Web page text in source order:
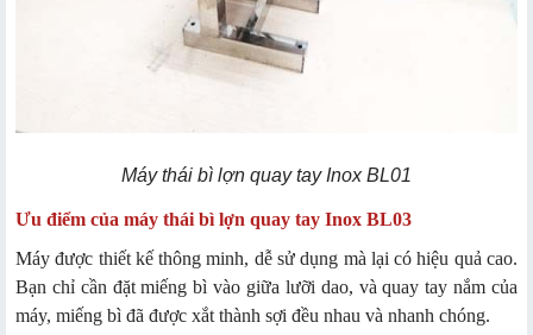
Máy thái bì lợn quay tay Inox BL01
Ưu điểm của máy thái bì lợn quay tay Inox BL03
Máy được thiết kế thông minh, dễ sử dụng mà lại có hiệu quả cao.
Bạn chỉ cần đặt miếng bì vào giữa lưỡi dao, và quay tay nắm của
máy, miếng bì đã được xắt thành sợi đều nhau và nhanh chóng.